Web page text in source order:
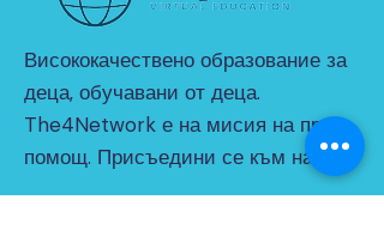
Висококачествено образование за
деца, обучавани от деца.
The4Network е на мисия на пряка
помощ. Присъедини се към нас!
© 2021 от THE4NETWORK Limited